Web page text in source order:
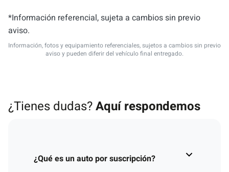
*Información referencial, sujeta a cambios sin previo
aviso.
Información, fotos y equipamiento referenciales, sujetos a cambios sin previo
aviso y pueden diferir del vehículo final entregado.
¿Tienes dudas?Aquí respondemos
¿Qué es un auto por suscripción?